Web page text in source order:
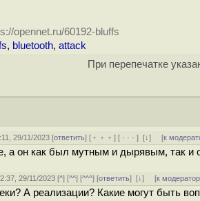
opennet.ru/60192-bluffs
, bluetooth, attack
При перепечатке
29/11/2023 [ответить] [ ﹢﹢﹢] [ · · ·][↓] [к
а он как был мутным и дырявым, так и
29/11/2023 [^] [^^] [^^^] [ответить][↓] [к
А реализации? Какие могут быть